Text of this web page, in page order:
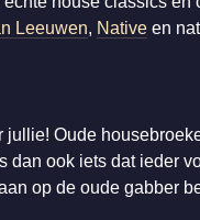
Leeuwen, Nativeen
Oude
ook iets dat ieder
op de oude gabber